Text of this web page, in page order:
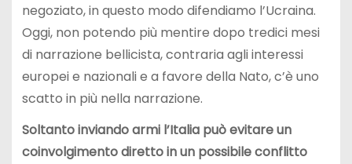
negoziato, in questo modo difendiamo l’Ucraina.
Oggi, non potendo più mentire dopo tredici mesi
di narrazione bellicista, contraria agli interessi
europei e nazionali e a favore della Nato, c’è uno
scatto in più nella narrazione.
Soltanto inviando armi l’Italia può evitare un
coinvolgimento diretto in un possibile conflitto